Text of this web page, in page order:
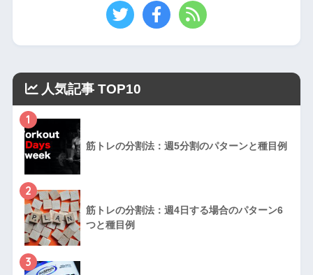
人気記事 TOP10
1
筋トレの分割法：週5分割のパターンと種目例
2
筋トレの分割法：週4日する場合のパターン6
つと種目例
3